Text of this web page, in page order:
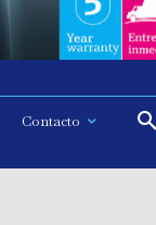
Contacto